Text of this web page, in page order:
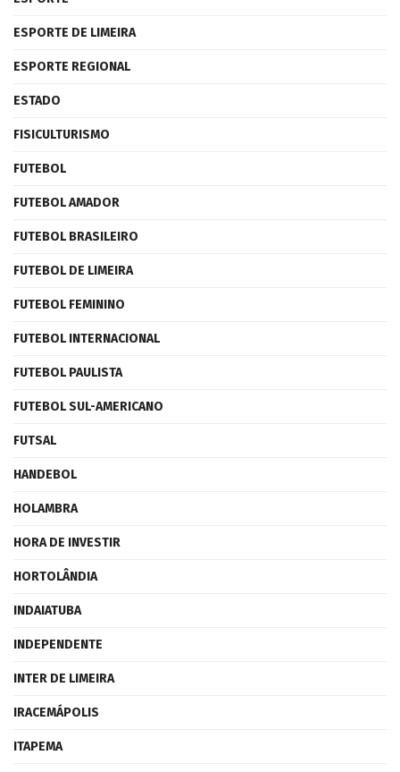
ESPORTE DE LIMEIRA
ESPORTE REGIONAL
ESTADO
FISICULTURISMO
FUTEBOL
FUTEBOL AMADOR
FUTEBOL BRASILEIRO
FUTEBOL DE LIMEIRA
FUTEBOL FEMININO
FUTEBOL INTERNACIONAL
FUTEBOL PAULISTA
FUTEBOL SUL-AMERICANO
FUTSAL
HANDEBOL
HOLAMBRA
HORA DE INVESTIR
HORTOLÂNDIA
INDAIATUBA
INDEPENDENTE
INTER DE LIMEIRA
IRACEMÁPOLIS
ITAPEMA